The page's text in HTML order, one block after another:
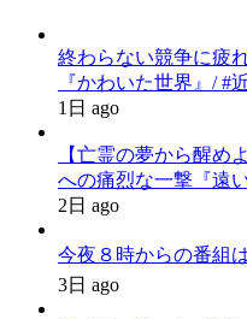
終わらない競争に疲
『かわいた世界』/ #
1日 ago
【亡霊の夢から醒め
への痛烈な一撃『遠
2日 ago
今夜８時からの番組
3日 ago